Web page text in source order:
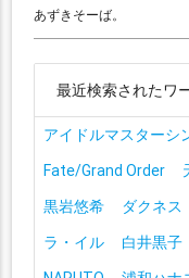
最近検索されたワ
アイドルマスターシ
Fate/Grand Order
黒岩悠希
ダクネス
ラ・イル
白井黒子